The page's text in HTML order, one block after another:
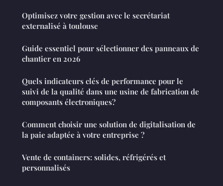
Optimisez votre gestion avec le secrétariat
externalisé à toulouse
Guide essentiel pour sélectionner des panneaux de
chantier en 2026
Quels indicateurs clés de performance pour le
suivi de la qualité dans une usine de fabrication de
composants électroniques?
Comment choisir une solution de digitalisation de
la paie adaptée à votre entreprise ?
Vente de containers: solides, réfrigérés et
personnalisés